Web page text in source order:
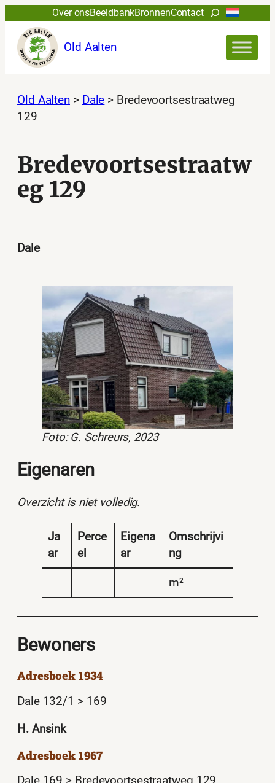
naar
inhoud
Over onsBeeldbankBronnenContactZoeken
Old Aalten
Old Aalten > Dale > Bredevoortsestraatweg
129
Bredevoortsestraatw
eg 129
Dale
Foto: G. Schreurs, 2023
Eigenaren
Overzicht is niet volledig.
Ja
ar
Perce
el
Eigena
ar
Omschrijvi
ng
m²
Bewoners
Adresboek 1934
Dale 132/1 > 169
H. Ansink
Adresboek 1967